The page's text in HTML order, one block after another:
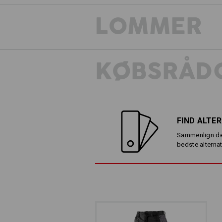
LOMMER
FIND
Sammenlign
bedste